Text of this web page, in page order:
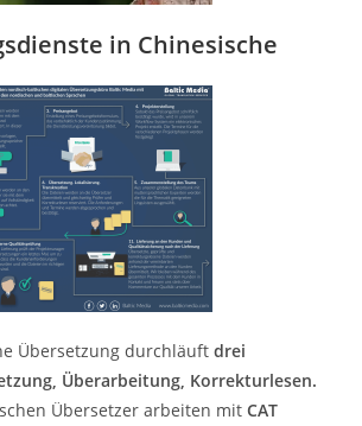
in Chinesische
Übersetzung durchläuftdrei
Überarbeitung, Korrekturlesen.
Übersetzer arbeiten mit CAT